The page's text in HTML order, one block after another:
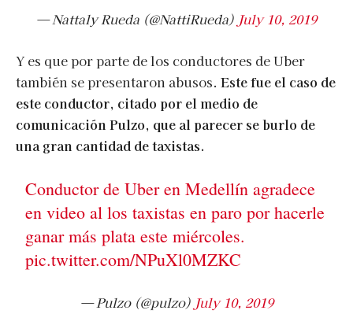
— Nattaly Rueda (@NattiRueda) July 10, 2019
Y es que por parte de los conductores de Uber
también se presentaron abusos. Este fue el caso de
este conductor, citado por el medio de
comunicación Pulzo, que al parecer se burlo de
una gran cantidad de taxistas.
Conductor de Uber en Medellín agradece
en video al los taxistas en paro por hacerle
ganar más plata este miércoles.
pic.twitter.com/NPuXl0MZKC
— Pulzo (@pulzo) July 10, 2019